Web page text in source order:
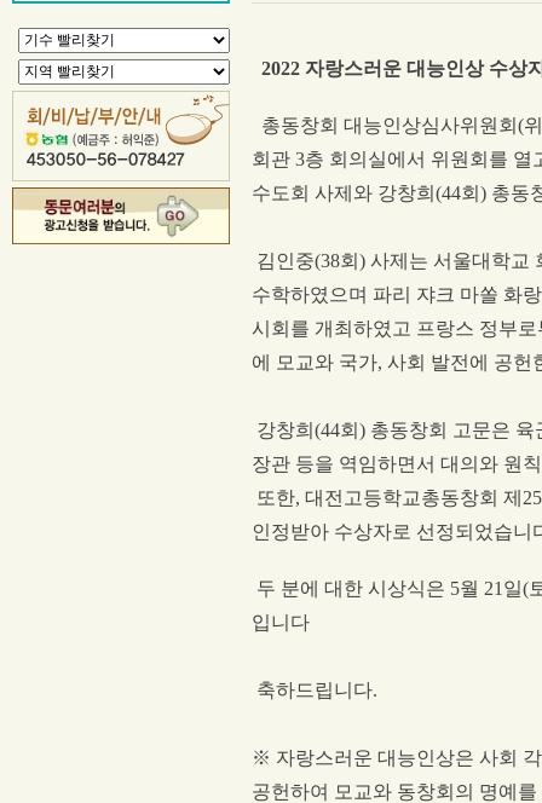
2022 자랑스러운 대능인상 수상
총동창회 대능인상심사위원회 (
회관 3층 회의실에서 위원회를 열
수도회 사제와 강창희 (44회 ) 총동
김인중(38회 ) 사제는 서울대학교
수학하였으며 파리 쟈크 마쏠 화
시회를 개최하였고 프랑스 정부
에 모교와 국가, 사회 발전에 공헌
강창희 (44회 ) 총동창회 고문은
장관 등을 역임하면서 대의와 원
또한, 대전고등학교총동창회 제 25
인정받아 수상자로 선정되었습니
두 분에 대한 시상식은 5월 21 일(
입니다
축하드립니다.
※ 자랑스러운 대능인상은 사회
공헌하여 모교와 동창회의 명예